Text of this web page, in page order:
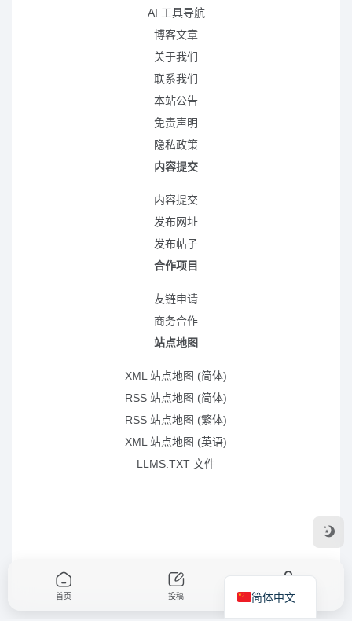
AI 工具导航
博客文章
关于我们
联系我们
本站公告
免责声明
隐私政策
内容提交
内容提交
发布网址
发布帖子
合作项目
友链申请
商务合作
站点地图
XML 站点地图 (简体)
RSS 站点地图 (简体)
RSS 站点地图 (繁体)
XML 站点地图 (英语)
LLMS.TXT 文件
首页 投稿 我的
简体中文